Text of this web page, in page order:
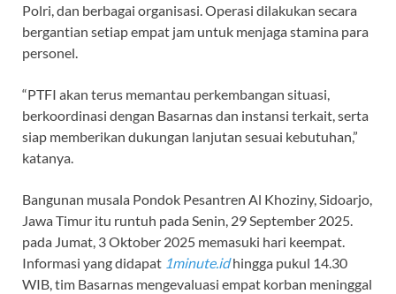
Polri, dan berbagai organisasi. Operasi dilakukan secara
bergantian setiap empat jam untuk menjaga stamina para
personel.
“PTFI akan terus memantau perkembangan situasi,
berkoordinasi dengan Basarnas dan instansi terkait, serta
siap memberikan dukungan lanjutan sesuai kebutuhan,”
katanya.
Bangunan musala Pondok Pesantren Al Khoziny, Sidoarjo,
Jawa Timur itu runtuh pada Senin, 29 September 2025.
pada Jumat, 3 Oktober 2025 memasuki hari keempat.
Informasi yang didapat 1minute.idhingga pukul 14.30
WIB, tim Basarnas mengevaluasi empat korban meninggal